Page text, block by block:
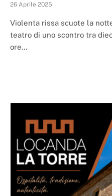
26 Aprile 2025
Violenta rissa scuote la
teatro di uno scontro tra
ore…